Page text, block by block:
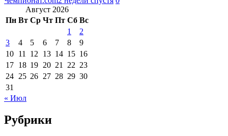
Август 2026
Пн Вт Ср Чт Пт Сб Вс
1
2
3
4 5 6 7 8
9
10 11 12 13 14 15 16
17 18 19 20 21 22 23
24 25 26 27 28 29 30
31
« Июл
Рубрики